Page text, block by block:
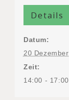
Details
Datum:
20 Dezember
Zeit:
14:00 - 17:00